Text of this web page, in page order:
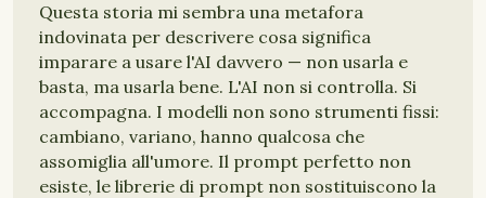
Questa storia mi sembra una metafora
indovinata per descrivere cosa significa
imparare a usare l'AI davvero — non usarla e
basta, ma usarla bene. L'AI non si controlla. Si
accompagna. I modelli non sono strumenti fissi:
cambiano, variano, hanno qualcosa che
assomiglia all'umore. Il prompt perfetto non
esiste, le librerie di prompt non sostituiscono la